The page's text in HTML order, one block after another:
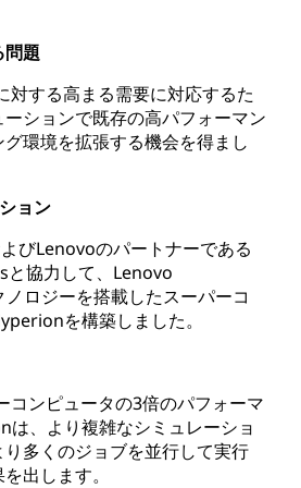
問題
対する高まる需要に対応するた
ションで既存の高パフォーマン
環境を拡張する機会を得まし
ョン
びLenovoのパートナーである
協力して、Lenovo
ロジーを搭載したスーパーコ
を構築しました。
コンピュータの3倍のパフォーマ
は、より複雑なシミュレーショ
多くのジョブを並行して実行
出します。